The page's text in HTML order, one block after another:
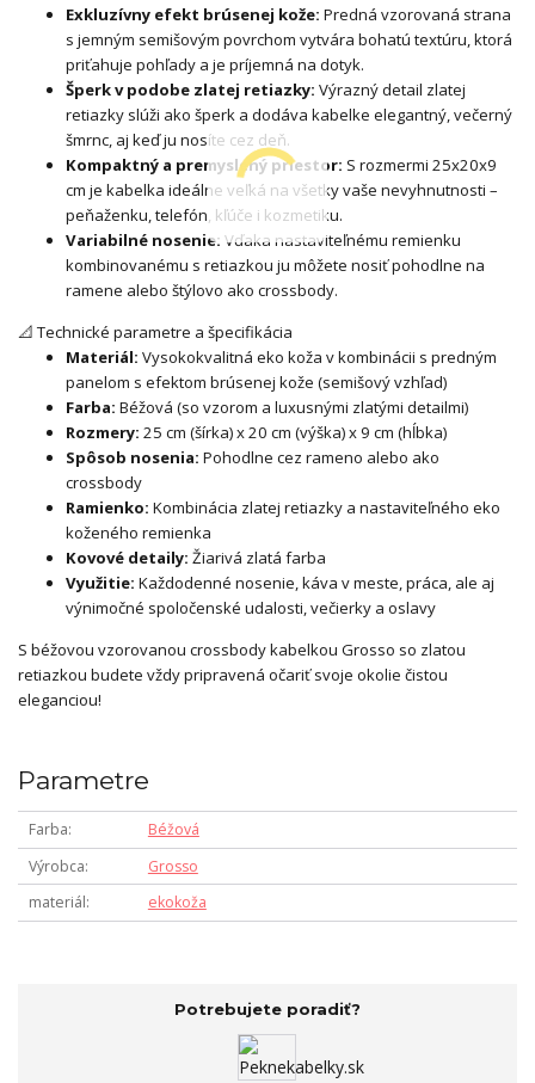
Exkluzívny efekt brúsenej kože: Predná vzorovaná strana
s jemným semišovým povrchom vytvára bohatú textúru, ktorá
priťahuje pohľady a je príjemná na dotyk.
Šperk v podobe zlatej retiazky: Výrazný detail zlatej
retiazky slúži ako šperk a dodáva kabelke elegantný, večerný
šmrnc, aj keď ju nosíte cez deň.
Kompaktný a premyslený priestor: S rozmermi 25x20x9
cm je kabelka ideálne veľká na všetky vaše nevyhnutnosti –
peňaženku, telefón, kľúče i kozmetiku.
Variabilné nosenie: Vďaka nastaviteľnému remienku
kombinovanému s retiazkou ju môžete nosiť pohodlne na
ramene alebo štýlovo ako crossbody.
📐 Technické parametre a špecifikácia
Materiál: Vysokokvalitná eko koža v kombinácii s predným
panelom s efektom brúsenej kože (semišový vzhľad)
Farba: Béžová (so vzorom a luxusnými zlatými detailmi)
Rozmery: 25 cm (šírka) x 20 cm (výška) x 9 cm (hĺbka)
Spôsob nosenia: Pohodlne cez rameno alebo ako
crossbody
Ramienko: Kombinácia zlatej retiazky a nastaviteľného eko
koženého remienka
Kovové detaily: Žiarivá zlatá farba
Využitie: Každodenné nosenie, káva v meste, práca, ale aj
výnimočné spoločenské udalosti, večierky a oslavy
S béžovou vzorovanou crossbody kabelkou Grosso so zlatou
retiazkou budete vždy pripravená očariť svoje okolie čistou
eleganciou!
Parametre
Farba
Béžová
Výrobca
Grosso
materiál
ekokoža
Potrebujete poradiť?